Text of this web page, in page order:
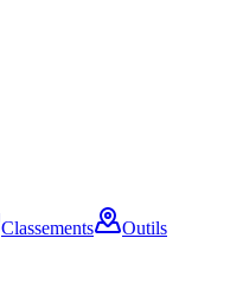
Classements
Outils